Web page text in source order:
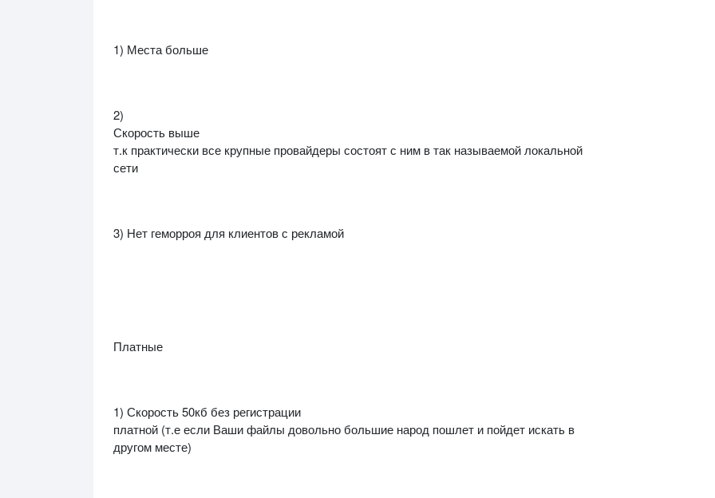
1) Места больше
2)
Скорость выше
т.к практически все крупные провайдеры состоят с ним в так называемой локальной
сети
3) Нет геморроя для клиентов с рекламой
Платные
1) Скорость 50кб без регистрации
платной (т.е если Ваши файлы довольно большие народ пошлет и пойдет искать в
другом месте)